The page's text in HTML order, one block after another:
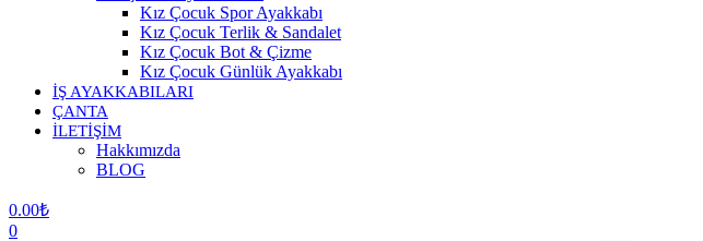
Kız Çocuk Spor Ayakkabı
Kız Çocuk Terlik & Sandalet
Kız Çocuk Bot & Çizme
Kız Çocuk Günlük Ayakkabı
İŞ AYAKKABILARI
ÇANTA
İLETİŞİM
Hakkımızda
BLOG
0.00₺
0